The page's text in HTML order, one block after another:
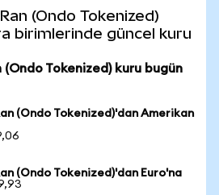
(Ondo Tokenized)
birimlerinde güncel kuru
Tokenized) kuru bugün
(Ondo Tokenized)'dan Amerikan
(Ondo Tokenized)'dan Euro'na